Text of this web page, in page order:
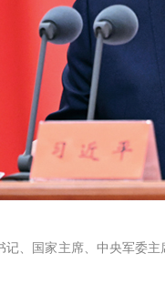
记、国家主席、中央军委